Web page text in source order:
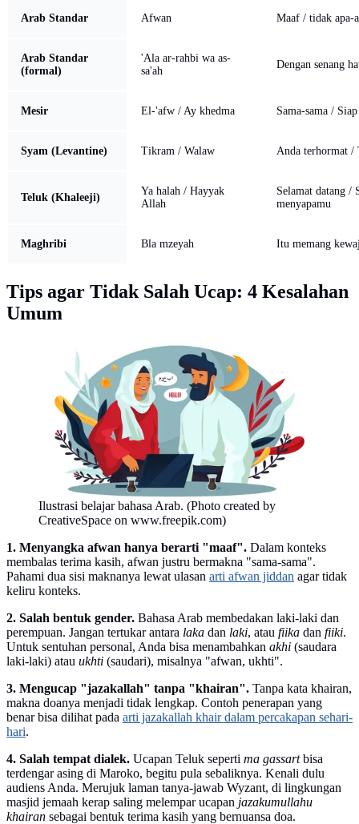
Arab Standar Afwan Maaf / tidak apa-
Arab Standar
(formal)
'Ala ar-rahbi wa as-
sa'ah
Dengan senang
Mesir El-'afw / Ay khedma Sama-sama /
Syam (Levantine) Tikram / Walaw Anda terhormat /
Teluk (Khaleeji)
Ya halah / Hayyak
Allah
Selamat datang /
menyapamu
Maghribi Bla mzeyah Itu memang
Tips agar Tidak Salah Ucap: 4 Kesalahan
Umum
Ilustrasi belajar bahasa Arab. (Photo created by
CreativeSpace on www.freepik.com)
1. Menyangka afwan hanya berarti "maaf". Dalam konteks
membalas terima kasih, afwan justru bermakna "sama-sama".
Pahami dua sisi maknanya lewat ulasan arti afwan jiddan agar tidak
keliru konteks.
2. Salah bentuk gender. Bahasa Arab membedakan laki-laki dan
perempuan. Jangan tertukar antara laka dan laki, atau fiika dan fiiki.
Untuk sentuhan personal, Anda bisa menambahkan akhi (saudara
laki-laki) atau ukhti (saudari), misalnya "afwan, ukhti".
3. Mengucap "jazakallah" tanpa "khairan". Tanpa kata khairan,
makna doanya menjadi tidak lengkap. Contoh penerapan yang
benar bisa dilihat pada arti jazakallah khair dalam percakapan sehari-
hari.
4. Salah tempat dialek. Ucapan Teluk seperti ma gassartbisa
terdengar asing di Maroko, begitu pula sebaliknya. Kenali dulu
audiens Anda. Merujuk laman tanya-jawab Wyzant, di lingkungan
masjid jemaah kerap saling melempar ucapan jazakumullahu
khairan sebagai bentuk terima kasih yang bernuansa doa.